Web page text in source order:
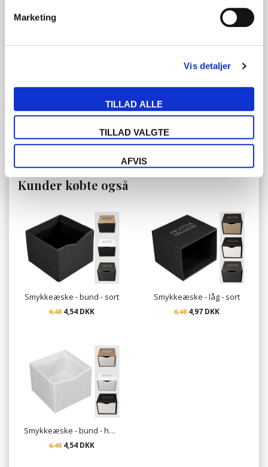
Marketing
Vis detaljer
TILLAD ALLE
TILLAD VALGTE
AFVIS
Pris ved 100 stk
Pris ved 500 stk
2,90 DKK
Tilføj til favoritliste
Kunder købte også
Smykkeæske - bund - sort
6,484,54 DKK
Smykkeæske - låg - sort
6,484,97 DKK
Smykkeæske - bund - hvid
6,484,54 DKK